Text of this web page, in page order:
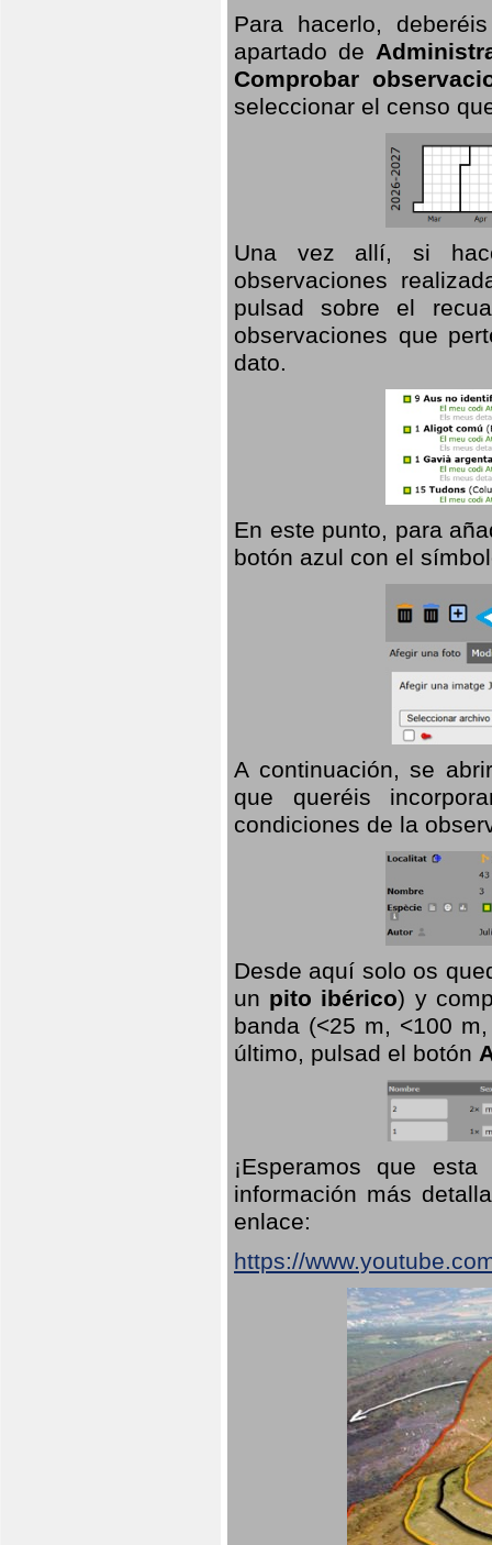
Para hacerlo,
apartado de
Comprobar
seleccionar el censo
Una vez allí, si
observaciones
pulsad sobre el
observaciones que
dato.
En este punto, para
botón azul con el
A continuación, se
que queréis
condiciones de la
Desde aquí solo os
un pito ibérico) y
banda (<25 m, <100
último, pulsad el botón
¡Esperamos que
información más
enlace:
https://